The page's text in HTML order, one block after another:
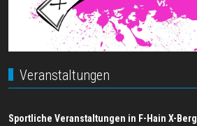
Veranstaltungen
Sportliche Veranstaltungen in F-Hain X-Berg